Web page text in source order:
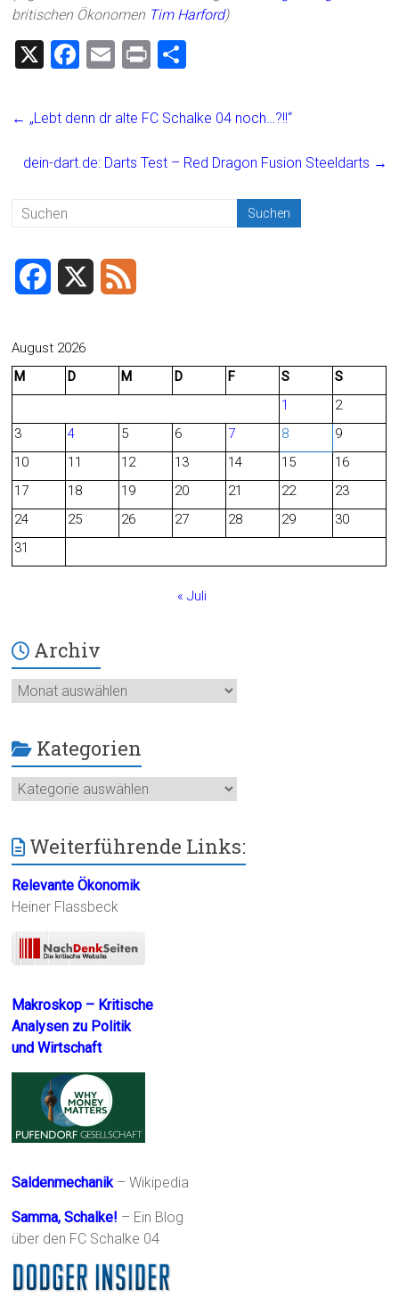
britischen Ökonomen Tim Harford)
X
F
ce
o
E
ai
Pr
t
e
← „Lebt denn dr alte FC Schalke 04 noch…?!!“
dein-dart.de: Darts Test – Red Dragon Fusion Steeldarts →
c
b
o
August 2026
M
D M D F S
S
1
2
3
4 5 6 7 8
9
10
11 12 13 14 15
16
17
18 19 20 21 22
23
24
25 26 27 28 29
30
31
« Juli
Archiv
Archiv
Kategorien
Kategorien
Weiterführende Links:
Relevante Ökonomik
Heiner Flassbeck
Makroskop – Kritische
Analysen zu Politik
und Wirtschaft
Saldenmechanik– Wikipedia
Samma, Schalke! – Ein Blog
über den FC Schalke 04